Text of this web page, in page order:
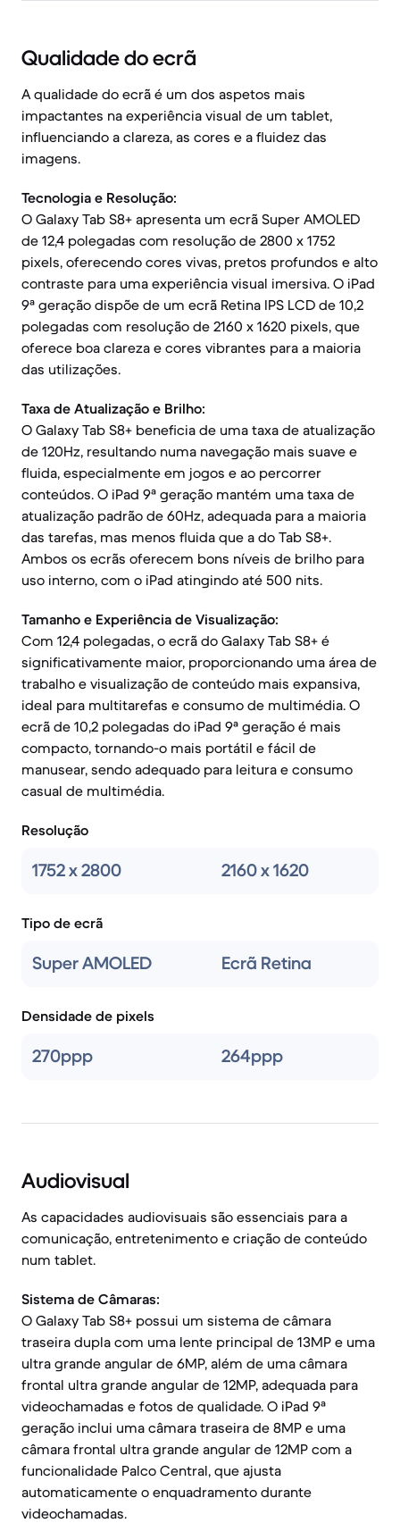
Qualidade do ecrã
A qualidade do ecrã é um dos aspetos mais
impactantes na experiência visual de um tablet,
influenciando a clareza, as cores e a fluidez das
imagens.
Tecnologia e Resolução:
O Galaxy Tab S8+ apresenta um ecrã Super AMOLED
de 12,4 polegadas com resolução de 2800 x 1752
pixels, oferecendo cores vivas, pretos profundos e alto
contraste para uma experiência visual imersiva. O iPad
9ª geração dispõe de um ecrã Retina IPS LCD de 10,2
polegadas com resolução de 2160 x 1620 pixels, que
oferece boa clareza e cores vibrantes para a maioria
das utilizações.
Taxa de Atualização e Brilho:
O Galaxy Tab S8+ beneficia de uma taxa de atualização
de 120Hz, resultando numa navegação mais suave e
fluida, especialmente em jogos e ao percorrer
conteúdos. O iPad 9ª geração mantém uma taxa de
atualização padrão de 60Hz, adequada para a maioria
das tarefas, mas menos fluida que a do Tab S8+.
Ambos os ecrãs oferecem bons níveis de brilho para
uso interno, com o iPad atingindo até 500 nits.
Tamanho e Experiência de Visualização:
Com 12,4 polegadas, o ecrã do Galaxy Tab S8+ é
significativamente maior, proporcionando uma área de
trabalho e visualização de conteúdo mais expansiva,
ideal para multitarefas e consumo de multimédia. O
ecrã de 10,2 polegadas do iPad 9ª geração é mais
compacto, tornando-o mais portátil e fácil de
manusear, sendo adequado para leitura e consumo
casual de multimédia.
Resolução
1752 x 2800 2160 x 1620
Tipo de ecrã
Super AMOLED Ecrã Retina
Densidade de pixels
270ppp 264ppp
Audiovisual
As capacidades audiovisuais são essenciais para a
comunicação, entretenimento e criação de conteúdo
num tablet.
Sistema de Câmaras:
O Galaxy Tab S8+ possui um sistema de câmara
traseira dupla com uma lente principal de 13MP e uma
ultra grande angular de 6MP, além de uma câmara
frontal ultra grande angular de 12MP, adequada para
videochamadas e fotos de qualidade. O iPad 9ª
geração inclui uma câmara traseira de 8MP e uma
câmara frontal ultra grande angular de 12MP com a
funcionalidade Palco Central, que ajusta
automaticamente o enquadramento durante
videochamadas.